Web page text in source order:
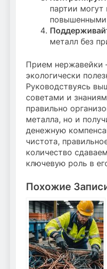
партии могут
металл без
Прием нержавейки
экологически
Руководствуясь
советами и
правильно
металла, но и
денежную
чистота,
количество
ключевую роль в
Похожие